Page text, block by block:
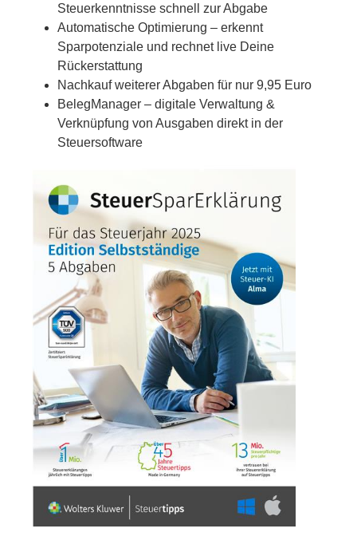
Steuerkenntnisse schnell zur Abgabe
Automatische Optimierung – erkennt
Sparpotenziale und rechnet live Deine
Rückerstattung
Nachkauf weiterer Abgaben für nur 9,95 Euro
BelegManager – digitale Verwaltung &
Verknüpfung von Ausgaben direkt in der
Steuersoftware